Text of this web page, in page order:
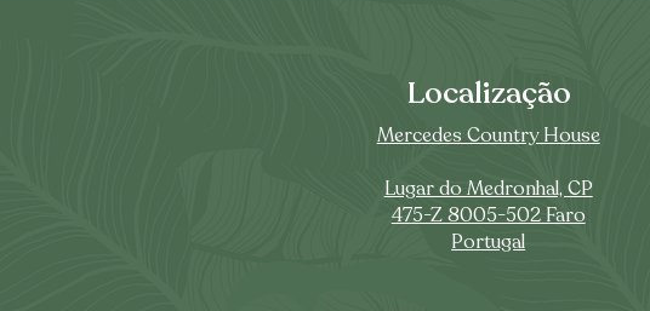
Localização
Mercedes Country House
Lugar do Medronhal, CP
475-Z 8005-502 Faro
Portugal